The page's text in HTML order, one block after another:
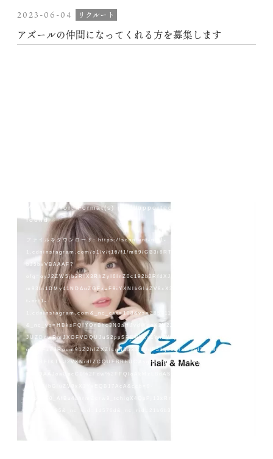
2023-06-04 リクルート
アズールの仲間になってくれる方を募集します
画
Media error: Format(s) not supported or source(s) not
found
ファイルをダウンロード: https://scontent-nrt1-
1.cdninstagram.com/o1/v/t16/f1/m69/GB3i8RTd70FbW8UCABnKjiHQ0
bJ5bvVBAAAF?
efg=eyJ2ZW5jb2RlX3RhZyI6InZ0c192b2RfdXJsZ2VuLmlndHYudW5rb
m93bi1DMy41NDAuZGFzaF9iYXNlbGluZV8xX3YxIn0&_nc_ht=sconten
t-nrt1-
1.cdninstagram.com&_nc_cat=108&vs=285411923866122_3420286180
&_nc_vs=HBksFQIYOnBhc3N0aHJvdWdoX2V2ZXJzdG9yZS9HQjNpOF
JUZDcwRmJXOFVDQUJuS2ppSFEwYko1YnZWQkFBQUYVAALIAQAVAh
g6cGFzc3Rocm91Z2hfZXZlcnN0b3JlL0dFa1g5eFIzWmd2RnB0SUNBQ
TBYRFlKTEJ2VXNidlZCQUFBRhUCAsgBACgAGAAbAYgHdXNlX29pbA
ExFQAAJoaGpcC0%2Fdw%2FFQIoAkMzLBdASQzMzMzMzRgSZGFzaF
9iYXNlbGluZV8xX3YxEQB17AcA&ccb=9-
4&oh=00_AfBu4uhrmZcrw9_tchigX4QpPj13xRnFZ_1UG9TeGDjFfg&oe